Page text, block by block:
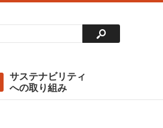
サステナビリティ
への取り組み